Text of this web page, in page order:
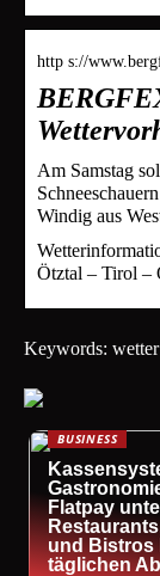
http s://
Am Samstag
Windig aus
Ötztal – Tirol –
Keywords:
BUSINESS
Flatpay
und Bistros
täglichen